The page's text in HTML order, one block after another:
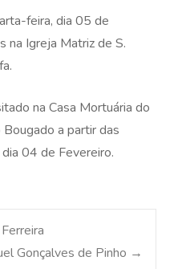
feira, dia 05 de
na Igreja Matriz de S.
na Casa Mortuária do
a partir das
04 de Fevereiro.
Gonçalves de Pinho →